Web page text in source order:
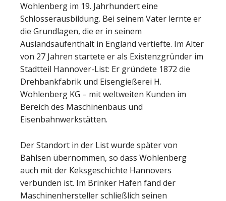
Wohlenberg im 19. Jahrhundert eine
Schlosserausbildung. Bei seinem Vater lernte er
die Grundlagen, die er in seinem
Auslandsaufenthalt in England vertiefte. Im Alter
von 27 Jahren startete er als Existenzgründer im
Stadtteil Hannover-List: Er gründete 1872 die
Drehbankfabrik und Eisengießerei H.
Wohlenberg KG – mit weltweiten Kunden im
Bereich des Maschinenbaus und
Eisenbahnwerkstätten.
Der Standort in der List wurde später von
Bahlsen übernommen, so dass Wohlenberg
auch mit der Keksgeschichte Hannovers
verbunden ist. Im Brinker Hafen fand der
Maschinenhersteller schließlich seinen